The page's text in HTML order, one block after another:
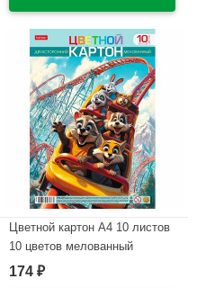
Цветной картон А4 10 листов
10 цветов мелованный
двухсторонний Hatber Луна-
174 ₽